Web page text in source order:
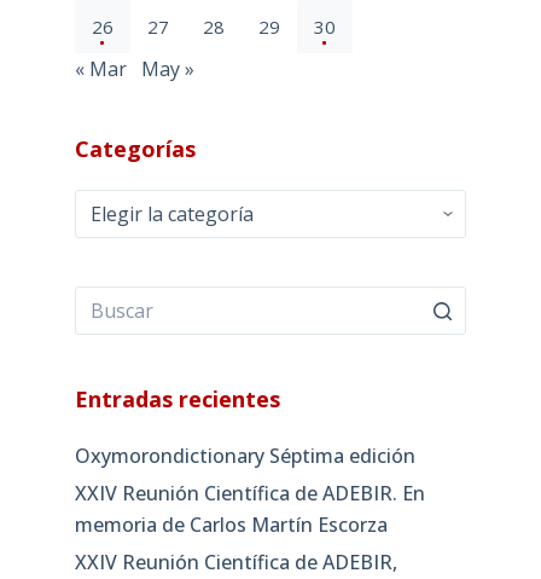
26 27 28 29 30
« Mar May »
Categorías
Categorías
Entradas recientes
Oxymorondictionary Séptima edición
XXIV Reunión Científica de ADEBIR. En
memoria de Carlos Martín Escorza
XXIV Reunión Científica de ADEBIR,